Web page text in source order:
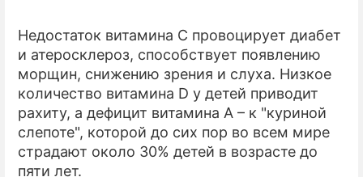
Недостаток витамина С провоцирует диабет
и атеросклероз, способствует появлению
морщин, снижению зрения и слуха. Низкое
количество витамина D у детей приводит
рахиту, а дефицит витамина А – к "куриной
слепоте", которой до сих пор во всем мире
страдают около 30% детей в возрасте до
пяти лет.